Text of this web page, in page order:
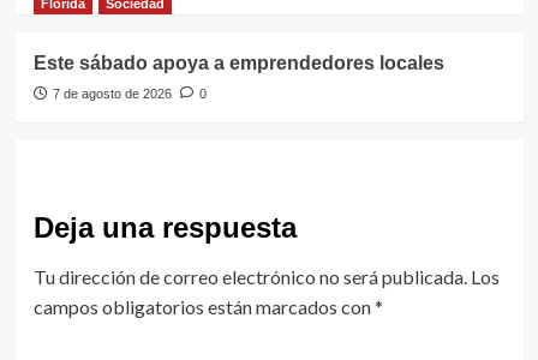
Florida
Sociedad
Este sábado apoya a emprendedores locales
7 de agosto de 2026 0
Deja una respuesta
Tu dirección de correo electrónico no será publicada. Los
campos obligatorios están marcados con*